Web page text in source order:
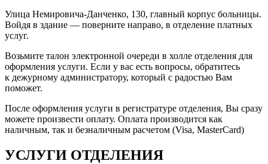
Улица Немировича-Данченко, 130, главный корпус больницы.
Войдя в здание — поверните направо, в отделение платных
услуг.
Возьмите талон электронной очереди в холле отделения для
оформления услуги. Если у вас есть вопросы, обратитесь
к дежурному администратору, который с радостью Вам
поможет.
После оформления услуги в регистратуре отделения, Вы сразу
можете произвести оплату. Оплата производится как
наличным, так и безналичным расчетом (Visa, MasterCard)
УСЛУГИ ОТДЕЛЕНИЯ